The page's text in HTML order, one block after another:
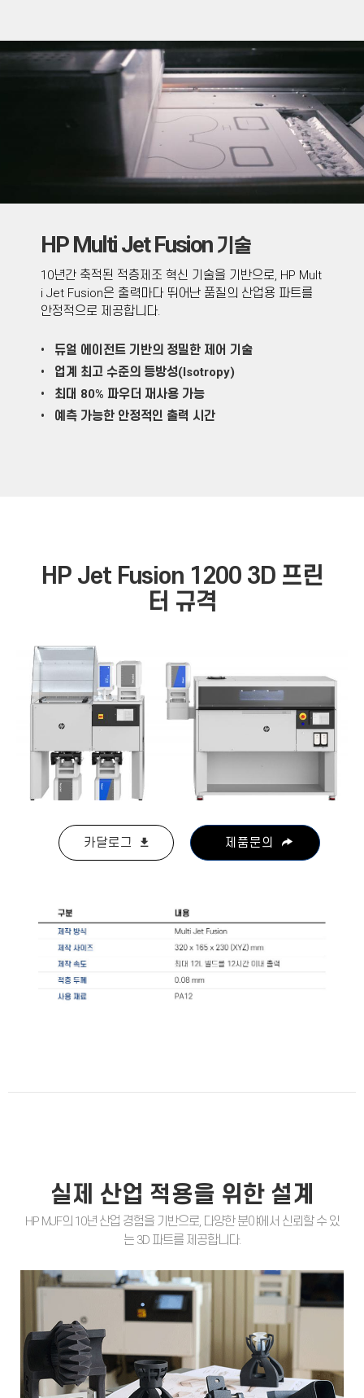
HP Multi Jet Fusion 기술
10년간 축적된 적층제조 혁신 기술을 기반으로, HP Mult
i Jet Fusion은 출력마다 뛰어난 품질의 산업용 파트를
안정적으로 제공합니다.
• 듀얼 에이전트 기반의 정밀한 제어 기술
• 업계 최고 수준의 등방성(Isotropy)
• 최대 80% 파우더 재사용 가능
• 예측 가능한 안정적인 출력 시간
HP Jet Fusion 1200 3D프린
터 규격
카달로그 제품문의
실제 산업 적용을 위한 설계
HP MJF의 10년 산업 경험을 기반으로, 다양한 분야에서 신뢰할 수 있
는 3D 파트를 제공합니다.